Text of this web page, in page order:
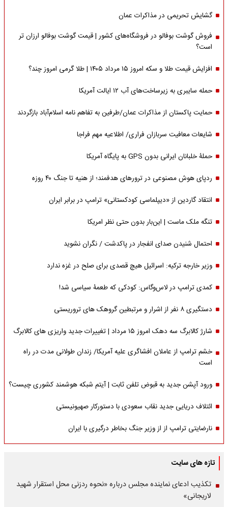
گشایش تحریمی در مذاکرات عمان
فروش گوشت بوفالو در فروشگاه‌های کشور | قیمت گوشت بوفالو ارزان تر
است؟
افزایش قیمت طلا و سکه امروز ۱۵ مرداد ۱۴۰۵ | طلا گرمی امروز چند؟
حمله سایبری به زیرساخت‌های آب ۱۲ ایالت آمریکا
حمایت پاکستان از مذاکرات عمان/طرفین به تفاهم نامه اسلام‌آباد بازگردند
شایعات معافیت سربازان فراری/ اطلاعیه مهم فراجا
حملۀ خلبانان ایرانی بدون GPS به پایگاه آمریکا
ردپای هوش مصنوعی در ترورهای هدفمند؛ از هنیه تا جنگ ۴۰ روزه
انتقاد گاردین از «دیپلماسی کودکستانی» ترامپ در برابر ایران
تنگه ملک ماست | این‌بار بدون حتی نظر امریکا
احتمال شنیدن صدای انفجار در پاکدشت / نگران نشوید
وزیر خارجه ترکیه: اسرائیل هیچ قصدی برای صلح در غزه ندارد
کمدی ترامپ در لاس‌وگاس: کودکی که طعمۀ سیاسی شد!
دستگیری ۸ نفر از اشرار و مرتبطین گروهک های تروریستی
شارژ کالابرگ سه دهک امروز ۱۵ مرداد | تغییرات جدید واریزی های کالابرگ
خشم ترامپ از عاملان افشاگری‌ علیه آمریکا/ زندان طولانی مدت در راه
است
ورود آپشن جدید به قبوض تلفن ثابت | آیتم شبکه هوشمند کشوری چیست؟
ائتلاف دریایی جدید نقاب سعودی با دستورکار صهیونیستی
نارضایتی ترامپ از از وزیر جنگ بخاطر درگیری با ایران
تازه های سایت
تکذیب ادعای نماینده مجلس درباره «نحوه ردزنی محل استقرار شهید
لاریجانی»